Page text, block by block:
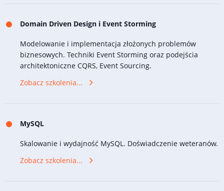
Domain Driven Design i Event Storming
Modelowanie i implementacja złożonych problemów
biznesowych. Techniki Event Storming oraz podejścia
architektoniczne CQRS, Event Sourcing.
Zobacz szkolenia...
MySQL
Skalowanie i wydajność MySQL. Doświadczenie weteranów.
Zobacz szkolenia...